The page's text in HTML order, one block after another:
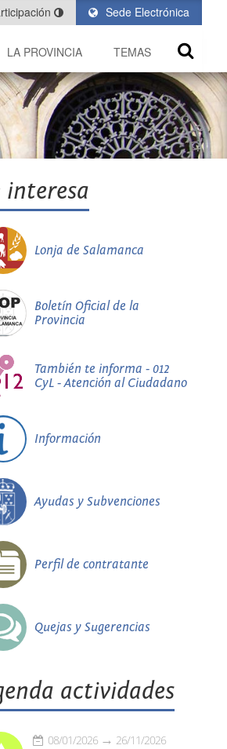
Sede Electrónica
LA PROVINCIA TEMAS
interesa
Lonja de Salamanca
Boletín Oficial de la
Provincia
También te informa - 012
CyL - Atención al Ciudadano
Información
Ayudas y Subvenciones
Perfil de contratante
Quejas y Sugerencias
actividades
08/01/2026 26/11/2026